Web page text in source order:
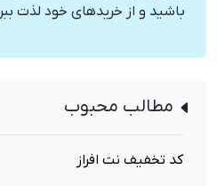
باشید و از خریدهای خود لذت
مطالب محبوب
کد تخفیف نت افراز